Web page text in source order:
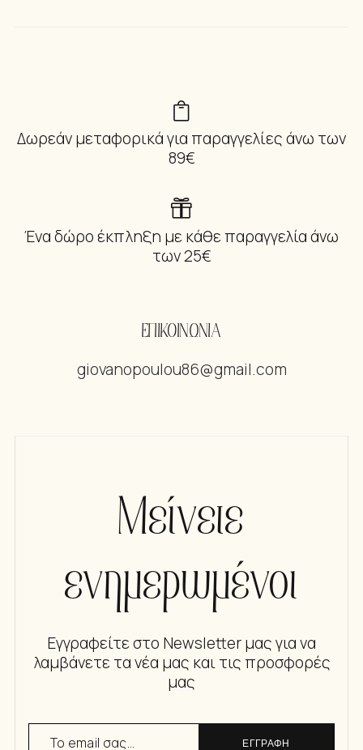
Δωρεάν μεταφορικά για παραγγελίες άνω των
89€
Ένα δώρο έκπληξη με κάθε παραγγελία άνω
των 25€
ΕΠΙΚΟΙΝΩΝΙΑ
giovanopoulou86@gmail.com
Μείνετε
ενημερωμένοι
Εγγραφείτε στο Newsletter μας για να
λαμβάνετε τα νέα μας και τις προσφορές
μας
ΕΓΓΡΑΦΗ